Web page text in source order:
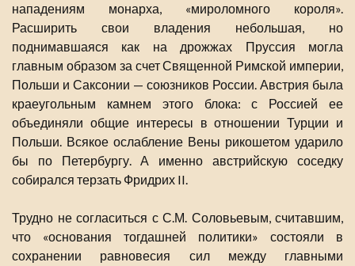
нападениям монарха, «мироломного короля».
Расширить свои владения небольшая, но
поднимавшаяся как на дрожжах Пруссия могла
главным образом за счет Священной Римской империи,
Польши и Саксонии — союзников России. Австрия была
краеугольным камнем этого блока: с Россией ее
объединяли общие интересы в отношении Турции и
Польши. Всякое ослабление Вены рикошетом ударило
бы по Петербургу. А именно австрийскую соседку
собирался терзать Фридрих II.
Трудно не согласиться с С.М. Соловьевым, считавшим,
что «основания тогдашней политики» состояли в
сохранении равновесия сил между главными